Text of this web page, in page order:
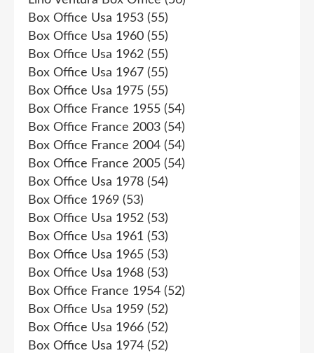
Box Office Usa 1953 (55)
Box Office Usa 1960 (55)
Box Office Usa 1962 (55)
Box Office Usa 1967 (55)
Box Office Usa 1975 (55)
Box Office France 1955 (54)
Box Office France 2003 (54)
Box Office France 2004 (54)
Box Office France 2005 (54)
Box Office Usa 1978 (54)
Box Office 1969 (53)
Box Office Usa 1952 (53)
Box Office Usa 1961 (53)
Box Office Usa 1965 (53)
Box Office Usa 1968 (53)
Box Office France 1954 (52)
Box Office Usa 1959 (52)
Box Office Usa 1966 (52)
Box Office Usa 1974 (52)